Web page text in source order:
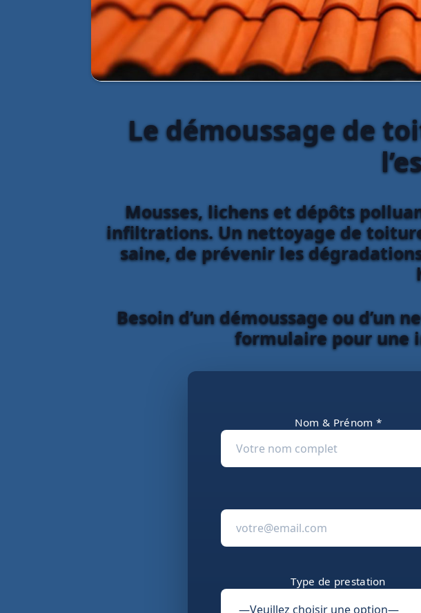
Le démoussage de
Mousses, lichens et dépôts
infiltrations. Un nettoyage de
saine, de prévenir les
Besoin d’un démoussage ou d’un
formulaire pour une
Nom & Prénom *
Type de prestation